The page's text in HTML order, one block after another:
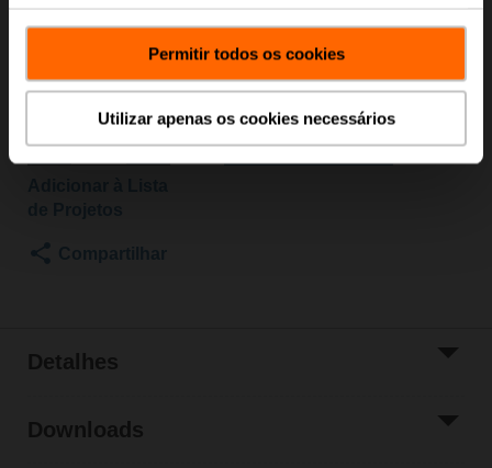
Permitir todos os cookies
Utilizar apenas os cookies necessários
AC/DC 24 V, 2...10 V, MFT/programável
Atuador instalado
Entre em contato com seu representante de vendas
Carrinho
Detalhes
Downloads